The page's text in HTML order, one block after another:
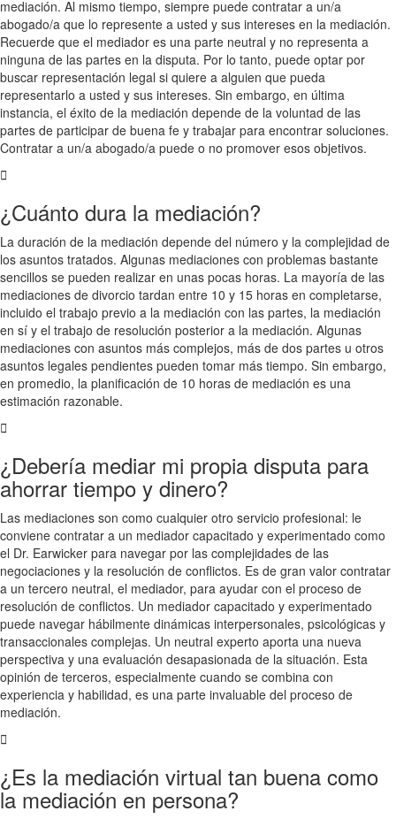
mediación. Al mismo tiempo, siempre puede contratar a un/a
abogado/a que lo represente a usted y sus intereses en la mediación.
Recuerde que el mediador es una parte neutral y no representa a
ninguna de las partes en la disputa. Por lo tanto, puede optar por
buscar representación legal si quiere a alguien que pueda
representarlo a usted y sus intereses. Sin embargo, en última
instancia, el éxito de la mediación depende de la voluntad de las
partes de participar de buena fe y trabajar para encontrar soluciones.
Contratar a un/a abogado/a puede o no promover esos objetivos.
¿Cuánto dura la mediación?
La duración de la mediación depende del número y la complejidad de
los asuntos tratados. Algunas mediaciones con problemas bastante
sencillos se pueden realizar en unas pocas horas. La mayoría de las
mediaciones de divorcio tardan entre 10 y 15 horas en completarse,
incluido el trabajo previo a la mediación con las partes, la mediación
en sí y el trabajo de resolución posterior a la mediación. Algunas
mediaciones con asuntos más complejos, más de dos partes u otros
asuntos legales pendientes pueden tomar más tiempo. Sin embargo,
en promedio, la planificación de 10 horas de mediación es una
estimación razonable.
¿Debería mediar mi propia disputa para
ahorrar tiempo y dinero?
Las mediaciones son como cualquier otro servicio profesional: le
conviene contratar a un mediador capacitado y experimentado como
el Dr. Earwicker para navegar por las complejidades de las
negociaciones y la resolución de conflictos. Es de gran valor contratar
a un tercero neutral, el mediador, para ayudar con el proceso de
resolución de conflictos. Un mediador capacitado y experimentado
puede navegar hábilmente dinámicas interpersonales, psicológicas y
transaccionales complejas. Un neutral experto aporta una nueva
perspectiva y una evaluación desapasionada de la situación. Esta
opinión de terceros, especialmente cuando se combina con
experiencia y habilidad, es una parte invaluable del proceso de
mediación.
¿Es la mediación virtual tan buena como
la mediación en persona?